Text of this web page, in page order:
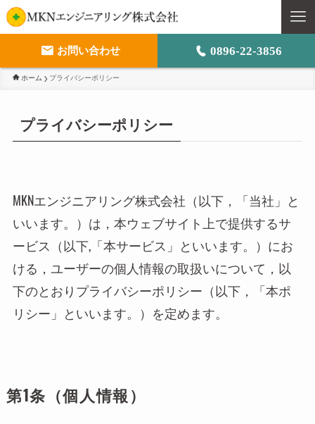
お問い合わせ 0896-22-3856
ホーム プライバシーポリシー
プライバシーポリシー
MKNエンジニアリング株式会社（以下，「当社」と
いいます。）は，本ウェブサイト上で提供するサ
ービス（以下,「本サービス」といいます。）にお
ける，ユーザーの個人情報の取扱いについて，以
下のとおりプライバシーポリシー（以下，「本ポ
リシー」といいます。）を定めます。
第1条（個人情報）